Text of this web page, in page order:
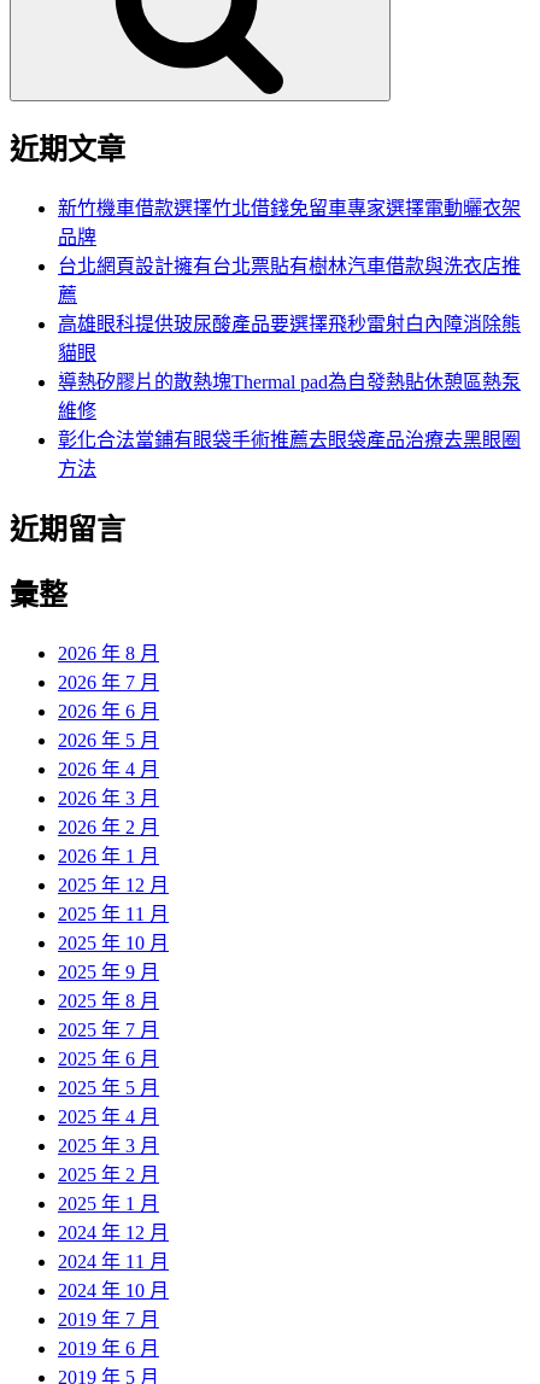
近期文章
新竹機車借款選擇竹北借錢免留車專家選擇電動曬衣架
品牌
台北網頁設計擁有台北票貼有樹林汽車借款與洗衣店推
薦
高雄眼科提供玻尿酸產品要選擇飛秒雷射白內障消除熊
貓眼
導熱矽膠片的散熱塊Thermal pad為自發熱貼休憩區熱泵
維修
彰化合法當鋪有眼袋手術推薦去眼袋產品治療去黑眼圈
方法
近期留言
彙整
2026 年 8 月
2026 年 7 月
2026 年 6 月
2026 年 5 月
2026 年 4 月
2026 年 3 月
2026 年 2 月
2026 年 1 月
2025 年 12 月
2025 年 11 月
2025 年 10 月
2025 年 9 月
2025 年 8 月
2025 年 7 月
2025 年 6 月
2025 年 5 月
2025 年 4 月
2025 年 3 月
2025 年 2 月
2025 年 1 月
2024 年 12 月
2024 年 11 月
2024 年 10 月
2019 年 7 月
2019 年 6 月
2019 年 5 月